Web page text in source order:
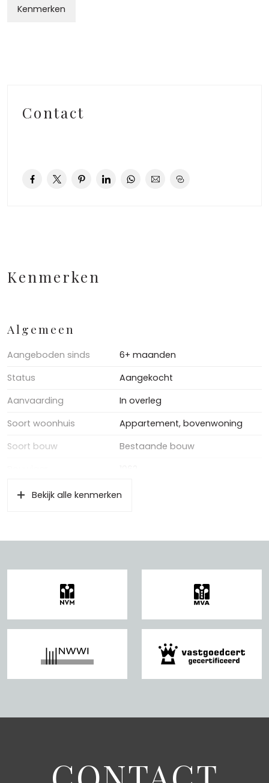
Kenmerken
Contact
Kenmerken
Algemeen
Aangeboden sinds
6+ maanden
Status
Aangekocht
Aanvaarding
In overleg
Soort woonhuis
Appartement, bovenwoning
Soort bouw
Bestaande bouw
Oppervlakten en inhoud
Bekijk alle kenmerken